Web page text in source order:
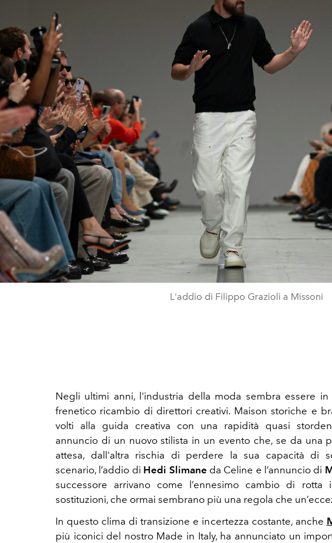
L'addio di Filippo Grazioli a Missoni
Negli ultimi anni, l'industria della moda sembra essere
frenetico ricambio di direttori creativi. Maison storiche e
volti alla guida creativa con una rapidità quasi
annuncio di un nuovo stilista in un evento che, se da una
attesa, dall'altra rischia di perdere la sua capacità di
scenario, l’addio di Hedi Slimane da Celine e l’annuncio di
successore arrivano come l’ennesimo cambio di
sostituzioni, che ormai sembrano più una regola che
In questo clima di transizione e incertezza costante, anche
più iconici del nostro Made in Italy, ha annunciato un